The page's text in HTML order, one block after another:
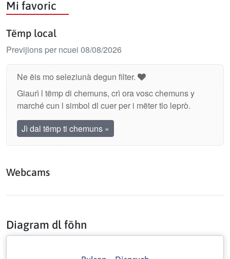
Mi favoric
Tëmp local
Previjions per ncuei 08/08/2026
Ne ëis mo seleziunà degun filter.
Giaurì l tëmp di chemuns, crì ora vosc chemuns y
marché cun l simbol dl cuer per i mëter tlo leprò.
Jì dal tëmp ti chemuns »
Webcams
Diagram dl föhn